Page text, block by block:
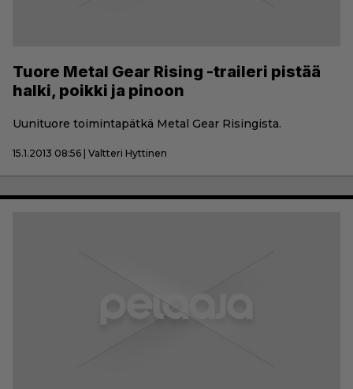
Tuore Metal Gear Rising -traileri pistää
halki, poikki ja pinoon
Uunituore toimintapätkä Metal Gear Risingista.
15.1.2013 08:56 | Valtteri Hyttinen